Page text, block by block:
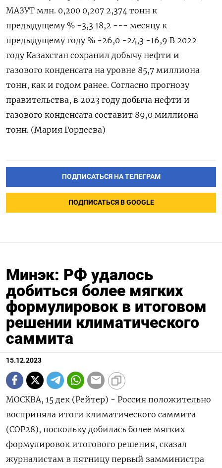
МАЗУТ млн. 0,200 0,207 2,374 тонн к
предыдущему % -3,3 18,2 --- месяцу к
предыдущему году % -26,0 -24,3 -16,9 В 2022
году Казахстан сохранил добычу нефти и
газового конденсата на уровне 85,7 миллиона
тонн, как и годом ранее. Согласно прогнозу
правительства, в 2023 году добыча нефти и
газового конденсата составит 89,0 миллиона
тонн. (Мария Гордеева)
ПОДПИСАТЬСЯ НА ТЕЛЕГРАМ
ПОДПИСАТЬСЯ В GOOGLE
Минэк: РФ удалось
добиться более мягких
формулировок в итоговом
решении климатического
саммита
15.12.2023
МОСКВА, 15 дек (Рейтер) - Россия положительно
восприняла итоги климатического саммита
(COP28), поскольку добилась более мягких
формулировок итогового решения, сказал
журналистам в пятницу первый замминистра